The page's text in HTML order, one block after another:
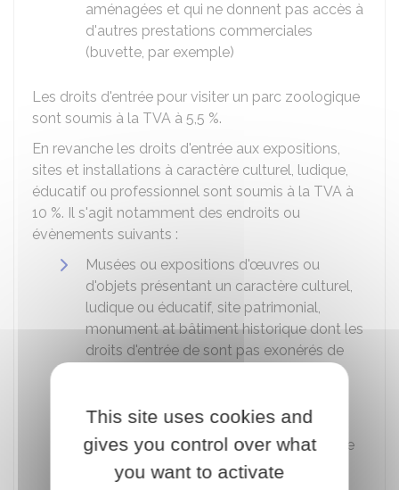
aménagées et qui ne donnent pas accès à
d'autres prestations commerciales
(buvette, par exemple)
Les droits d'entrée pour visiter un parc zoologique
sont soumis à la TVA à 5,5 %.
En revanche les droits d'entrée aux expositions,
sites et installations à caractère culturel, ludique,
éducatif ou professionnel sont soumis à la TVA à
10 %. Il s'agit notamment des endroits ou
évènements suivants :
Musées ou expositions d'œuvres ou
d'objets présentant un caractère culturel,
ludique ou éducatif, site patrimonial,
monument at bâtiment historique dont les
droits d'entrée de sont pas exonérés de
pas exonérés de TVA), parc et jardin
botanique, plage, site et réserve naturelle
(protégé ou non)
This site uses cookies and
gives you control over what
you want to activate